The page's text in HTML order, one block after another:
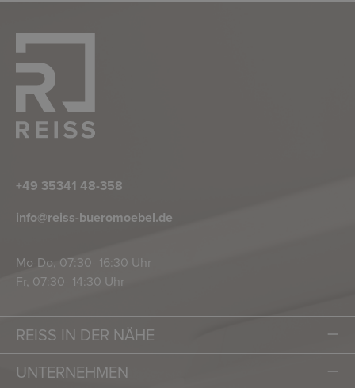
+49 35341 48-358
info@reiss-bueromoebel.de
Mo-Do, 07:30- 16:30 Uhr
Fr, 07:30- 14:30 Uhr
REISS IN DER NÄHE
UNTERNEHMEN